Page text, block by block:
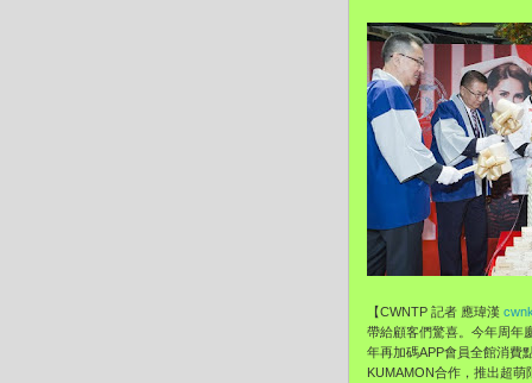
【CWNTP 記者 應瑋漢
帶給顧客們驚喜。今年周年
年再加碼APP會員全館消費
KUMAMON合作，推出超